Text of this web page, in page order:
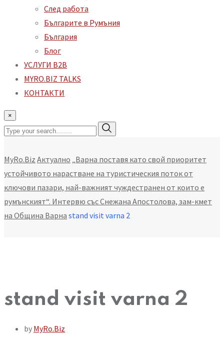
След работа
Българите в Румъния
България
Блог
УСЛУГИ B2B
MYRO.BIZ TALKS
КОНТАКТИ
×
MyRo.Biz Aктуално „Варна поставя като свой приоритет
устойчивото нарастване на туристическия поток от
ключови пазари, най-важният чуждестранен от които е
румънският“. Интервю със Снежана Апостолова, зам-кмет
на Община Варна stand visit varna 2
stand visit varna 2
by MyRo.Biz